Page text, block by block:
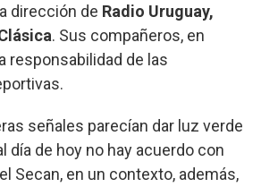
dirección de Radio Uruguay,
. Sus compañeros, en
responsabilidad de las
señales parecían dar luz verde
día de hoy no hay acuerdo con
Secan, en un contexto, además,